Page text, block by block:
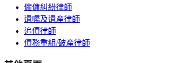
僱傭糾紛律師
遺囑及遺產律師
追債律師
債務重組/破產律師